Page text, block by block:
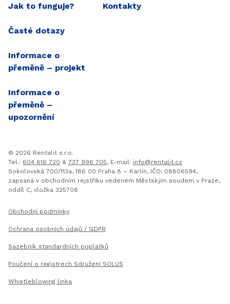
Jak to funguje?
Časté dotazy
Kontakty
Projekt přeměny
Informace o
přeměně – projekt
Informace o
přeměně –
upozornění
© 2026 Rentalit s.r.o.
Tel.: 604 616 720 & 737 996 705, E-mail: info@rentalit.cz
Sokolovská 700/113a, 186 00 Praha 8 – Karlín, IČO: 08806594,
zapsaná v obchodním rejstříku vedeném Městským soudem v Praze,
oddíl C, vložka 325708
Užitečné dokumenty
Obchodní podmínky
Ochrana osobních údajů / GDPR
Sazebník standardních poplatků
Poučení o registrech Sdružení SOLUS
Whistleblowing linka